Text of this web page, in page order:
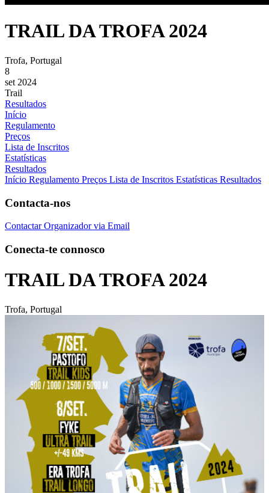
TRAIL DA TROFA 2024
Trofa, Portugal
8
set 2024
Trail
Resultados
Início
Regulamento
Preços
Lista de Inscritos
Estatísticas
Resultados
Início Regulamento Preços Lista de Inscritos Estatísticas Resultados
Contacta-nos
Contactar Organizador via Email
Conecta-te connosco
TRAIL DA TROFA 2024
Trofa, Portugal